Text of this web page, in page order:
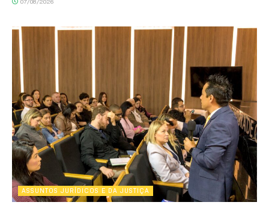
07/08/2026
ASSUNTOS JURÍDICOS E DA JUSTIÇA